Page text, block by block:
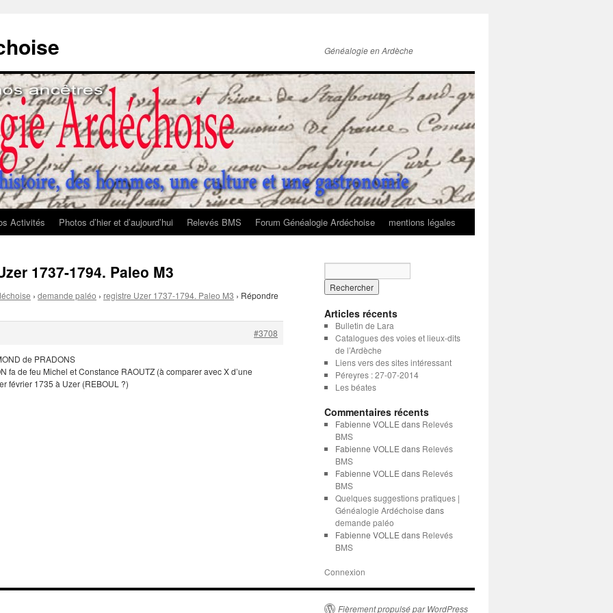
Généalogie en Ardèche
Activités Photos d’hier et d’aujourd’hui Relevés BMS Forum Généalogie Ardéchoise mentions légales
1737-1794. Paleo M3
› demande paléo › registre Uzer 1737-1794. Paleo M3 › Répondre
#3708
de PRADONS
fa de feu Michel et Constance RAOUTZ (à comparer avec X d’une
février 1735 à Uzer (REBOUL ?)
Articles récents
Bulletin de Lara
Catalogues des voies et lieux-dits
de l’Ardèche
Liens vers des sites intéressant
Péreyres : 27-07-2014
Les béates
Commentaires récents
Fabienne VOLLE dans Relevés
BMS
Fabienne VOLLE dans Relevés
BMS
Fabienne VOLLE dans Relevés
BMS
Quelques suggestions pratiques |
Généalogie Ardéchoise dans
demande paléo
Fabienne VOLLE dans Relevés
BMS
Connexion
Fièrement propulsé par WordPress